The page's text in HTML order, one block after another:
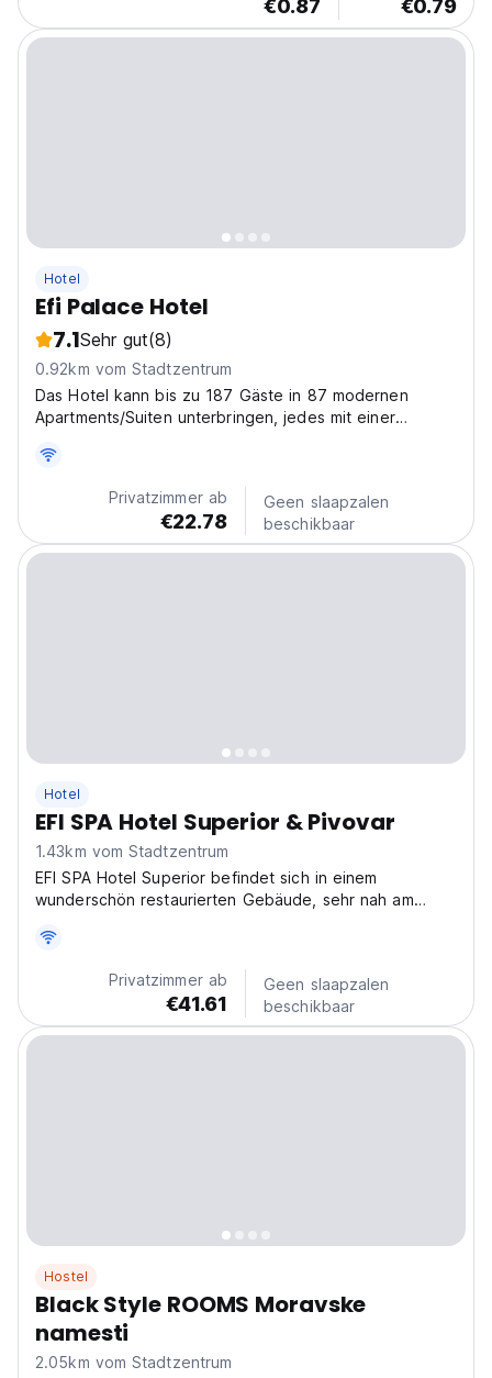
€0.87 €0.79
Hotel
Efi Palace Hotel
7.1Sehr gut(8)
0.92km vom Stadtzentrum
Das Hotel kann bis zu 187 Gäste in 87 modernen
Apartments/Suiten unterbringen, jedes mit einer
Privatzimmer ab
€22.78
Geen slaapzalen
beschikbaar
Hotel
EFI SPA Hotel Superior & Pivovar
1.43km vom Stadtzentrum
EFI SPA Hotel Superior befindet sich in einem
wunderschön restaurierten Gebäude, sehr nah am
Privatzimmer ab
€41.61
Geen slaapzalen
beschikbaar
Hostel
Black Style ROOMS Moravske
namesti
2.05km vom Stadtzentrum